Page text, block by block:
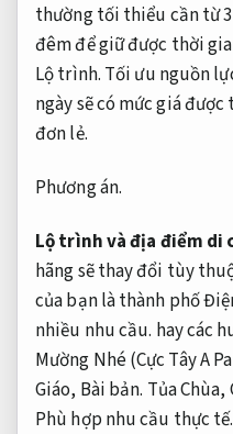
thường tối thiểu cần từ 3
đêm để giữ được thời
Lộ trình. Tối ưu nguồn
ngày sẽ có mức giá
đơn lẻ.
Phương án.
Lộ trình và địa điểm di
hãng sẽ thay đổi tùy
của bạn là thành phố
nhiều nhu cầu. hay các
Mường Nhé (Cực Tây A
Giáo, Bài bản. Tủa Chùa,
Phù hợp nhu cầu thực tế.